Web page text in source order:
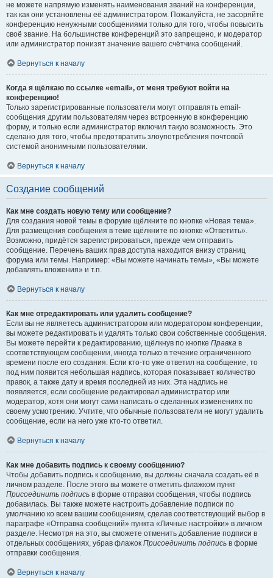
не можете напрямую изменять наименования званий на конференции,
так как они установлены её администратором. Пожалуйста, не засоряйте
конференцию ненужными сообщениями только для того, чтобы повысить
своё звание. На большинстве конференций это запрещено, и модератор
или администратор понизят значение вашего счётчика сообщений.
Вернуться к началу
Когда я щёлкаю по ссылке «email», от меня требуют войти на
конференцию!
Только зарегистрированные пользователи могут отправлять email-
сообщения другим пользователям через встроенную в конференцию
форму, и только если администратор включил такую возможность. Это
сделано для того, чтобы предотвратить злоупотребления почтовой
системой анонимными пользователями.
Вернуться к началу
Создание сообщений
Как мне создать новую тему или сообщение?
Для создания новой темы в форуме щёлкните по кнопке «Новая тема».
Для размещения сообщения в теме щёлкните по кнопке «Ответить».
Возможно, придётся зарегистрироваться, прежде чем отправить
сообщение. Перечень ваших прав доступа находится внизу страниц
форума или темы. Например: «Вы можете начинать темы», «Вы можете
добавлять вложения» и т.п.
Вернуться к началу
Как мне отредактировать или удалить сообщение?
Если вы не являетесь администратором или модератором конференции,
вы можете редактировать и удалять только свои собственные сообщения.
Вы можете перейти к редактированию, щёлкнув по кнопке Правка в
соответствующем сообщении, иногда только в течение ограниченного
времени после его создания. Если кто-то уже ответил на сообщение, то
под ним появится небольшая надпись, которая показывает количество
правок, а также дату и время последней из них. Эта надпись не
появляется, если сообщение редактировал администратор или
модератор, хотя они могут сами написать о сделанных изменениях по
своему усмотрению. Учтите, что обычные пользователи не могут удалить
сообщение, если на него уже кто-то ответил.
Вернуться к началу
Как мне добавить подпись к своему сообщению?
Чтобы добавить подпись к сообщению, вы должны сначала создать её в
личном разделе. После этого вы можете отметить флажком пункт
Присоединить подпись в форме отправки сообщения, чтобы подпись
добавилась. Вы также можете настроить добавление подписи по
умолчанию ко всем вашим сообщениям, сделав соответствующий выбор в
параграфе «Отправка сообщений» пункта «Личные настройки» в личном
разделе. Несмотря на это, вы сможете отменить добавление подписи в
отдельных сообщениях, убрав флажок Присоединить подпись в форме
отправки сообщения.
Вернуться к началу